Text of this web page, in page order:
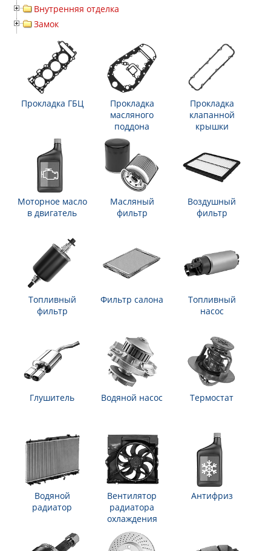
Внутренняя отделка
Замок
Прокладка ГБЦ
Прокладка
масляного
поддона
Прокладка
клапанной
крышки
Моторное масло
в двигатель
Масляный
фильтр
Воздушный
фильтр
Топливный
фильтр
Фильтр салона
Топливный
насос
Глушитель Водяной насос Термостат
Водяной
радиатор
Вентилятор
радиатора
охлаждения
Антифриз